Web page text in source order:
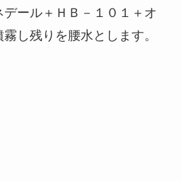
ール＋ＨＢ－１０１＋オ
し残りを腰水とします。